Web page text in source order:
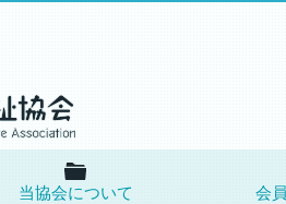
当協会について 会